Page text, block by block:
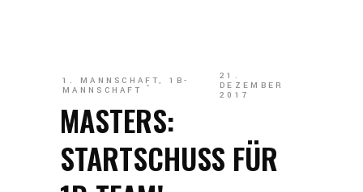
1. MANNSCHAFT, 1B-
MANNSCHAFT
21.
DEZEMBER
2017
MASTERS:
STARTSCHUSS FÜR